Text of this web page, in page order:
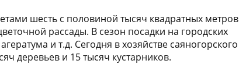
шесть с половиной тысяч квадратных метров
рассады. В сезон посадки на городских
и т.д. Сегодня в хозяйстве саяногорского
деревьев и 15 тысяч кустарников.